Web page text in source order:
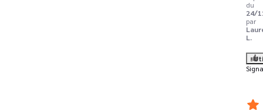
du
24/
par
L.